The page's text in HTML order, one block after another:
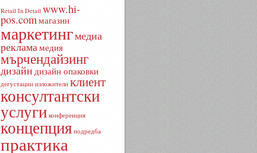
Retail In Detail www.hi-
pos.comмагазин
маркетингмедиа
рекламамедия
мърчендайзинг
дизайн дизайн опаковки
дегустации изложители клиент
консултантски
услуги конференция
концепция подредба
практика